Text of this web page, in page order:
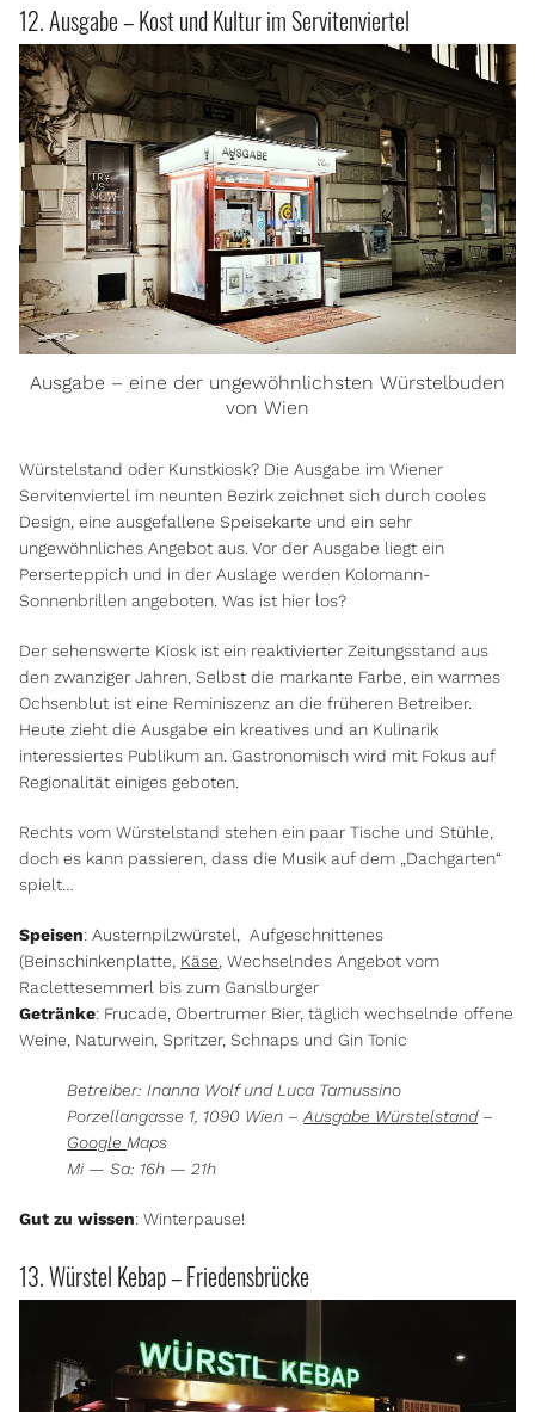
12. Ausgabe – Kost und Kultur im Servitenviertel
Ausgabe – eine der ungewöhnlichsten Würstelbuden
von Wien
Würstelstand oder Kunstkiosk? Die Ausgabe im Wiener
Servitenviertel im neunten Bezirk zeichnet sich durch cooles
Design, eine ausgefallene Speisekarte und ein sehr
ungewöhnliches Angebot aus. Vor der Ausgabe liegt ein
Perserteppich und in der Auslage werden Kolomann-
Sonnenbrillen angeboten. Was ist hier los?
Der sehenswerte Kiosk ist ein reaktivierter Zeitungsstand aus
den zwanziger Jahren, Selbst die markante Farbe, ein warmes
Ochsenblut ist eine Reminiszenz an die früheren Betreiber.
Heute zieht die Ausgabe ein kreatives und an Kulinarik
interessiertes Publikum an. Gastronomisch wird mit Fokus auf
Regionalität einiges geboten.
Rechts vom Würstelstand stehen ein paar Tische und Stühle,
doch es kann passieren, dass die Musik auf dem „Dachgarten“
spielt…
Speisen: Austernpilzwürstel, Aufgeschnittenes
(Beinschinkenplatte, Käse , Wechselndes Angebot vom
Raclettesemmerl bis zum Ganslburger
Getränke: Frucade, Obertrumer Bier, täglich wechselnde offene
Weine, Naturwein, Spritzer, Schnaps und Gin Tonic
Betreiber: Inanna Wolf und Luca Tamussino
Porzellangasse 1, 1090 Wien –Ausgabe Würstelstand–
Google Maps
Mi — Sa: 16h — 21h
Gut zu wissen: Winterpause!
13. Würstel Kebap – Friedensbrücke